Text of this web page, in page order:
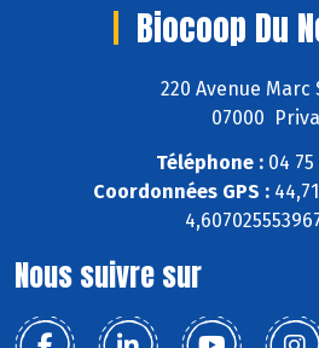
Biocoop Du
220 Avenue Marc
07000
Téléphone :04 75
Coordonnées GPS :
Nous suivre sur